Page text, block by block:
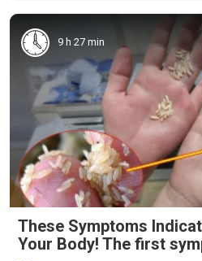
9 h 27 min
These Symptoms
Your Body! The first